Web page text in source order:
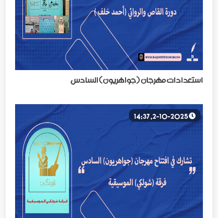
استعدادات مهرجان (جواهريون) السادس